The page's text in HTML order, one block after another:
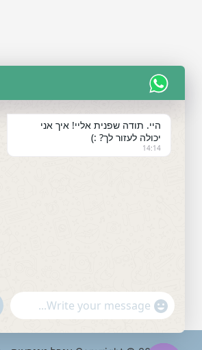
היי. תודה שפנית אליי! איך אני
יכולה לעזור לך? :)
14:14
"+chaty_settings.lang.emoji_picker+"
WhatsApp